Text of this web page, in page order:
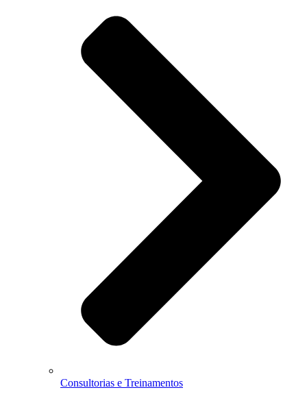
Consultorias e Treinamentos